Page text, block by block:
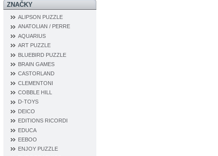
ZNAČKY
ALIPSON PUZZLE
ANATOLIAN / PERRE
AQUARIUS
ART PUZZLE
BLUEBIRD PUZZLE
BRAIN GAMES
CASTORLAND
CLEMENTONI
COBBLE HILL
D‐TOYS
DEICO
EDITIONS RICORDI
EDUCA
EEBOO
ENJOY PUZZLE